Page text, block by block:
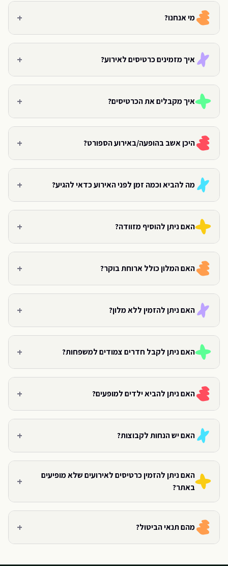
מי אנחנו? +
איך מזמינים כרטיסים לאירוע? +
איך מקבלים את הכרטיסים? +
היכן אשב בהופעה/באירוע הספורט? +
מה להביא וכמה זמן לפני האירוע כדאי להגיע? +
האם ניתן להוסיף מזוודה? +
האם המלון כולל ארוחת בוקר? +
האם ניתן להזמין ללא מלון? +
האם ניתן לקבל חדרים צמודים למשפחות? +
האם ניתן להביא ילדים למופעים? +
האם יש הנחות לקבוצות? +
האם ניתן להזמין כרטיסים לאירועים שלא מופיעים
באתר?
+
מהם תנאי הביטול? +